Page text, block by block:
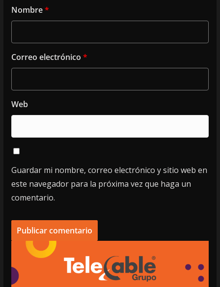
Nombre*
Correo electrónico *
Web
Guardar mi nombre, correo electrónico y sitio web en
este navegador para la próxima vez que haga un
comentario.